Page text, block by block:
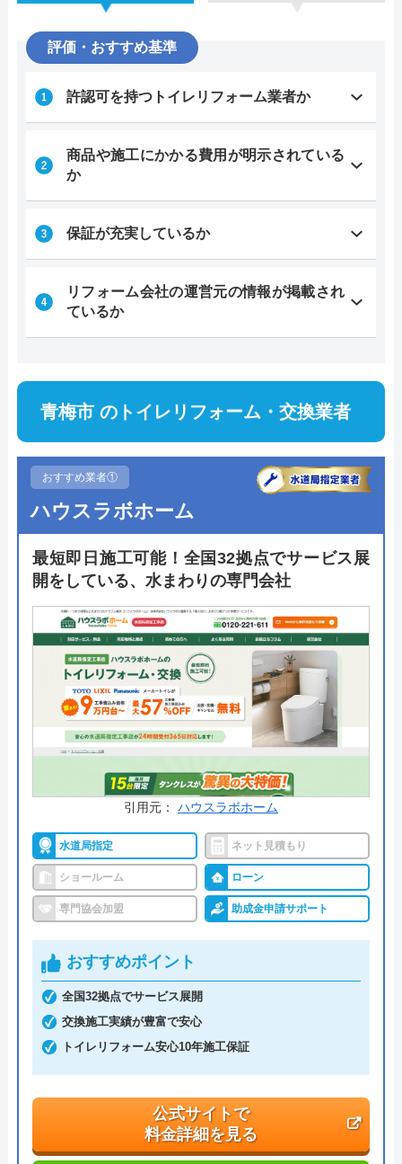
評価・おすすめ基準
許認可を持つトイレリフォーム業者か
商品や施工にかかる費用が明示されている
か
保証が充実しているか
リフォーム会社の運営元の情報が掲載され
ているか
青梅市 のトイレリフォーム・交換業者
おすすめ業者①
ハウスラボホーム
最短即日施工可能！全国32拠点でサービス展
開をしている、水まわりの専門会社
引用元： ハウスラボホーム
水道局指定 ネット見積もり
ショールーム ローン
専門協会加盟 助成金申請サポート
おすすめポイント
全国32拠点でサービス展開
交換施工実績が豊富で安心
トイレリフォーム安心10年施工保証
公式サイトで
料金詳細を見る